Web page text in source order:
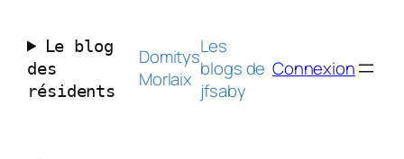
contenuLe blog
des
résidents
Domitys
Morlaix
Les
blogs de
jfsaby
Connexion